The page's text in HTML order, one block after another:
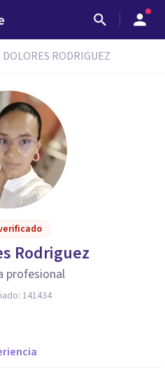
DOLORES RODRIGUEZ
Rodriguez
profesional
141434